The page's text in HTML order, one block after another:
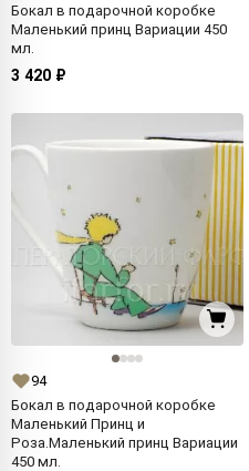
Бокал в подарочной коробке
Маленький принц Вариации 450
мл.
3 420 ₽
94
Бокал в подарочной коробке
Маленький Принц и
Роза.Маленький принц Вариации
450 мл.